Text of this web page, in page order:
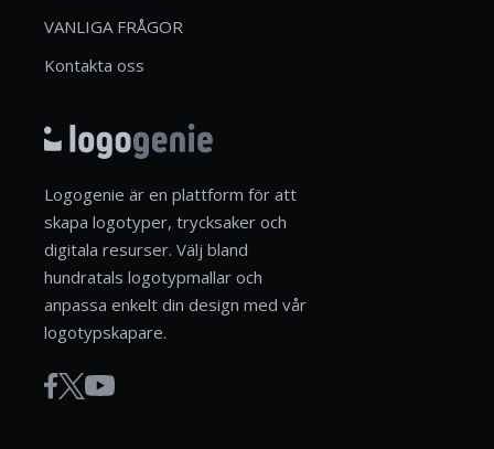
VANLIGA FRÅGOR
Kontakta oss
Logogenie är en plattform för att
skapa logotyper, trycksaker och
digitala resurser. Välj bland
hundratals logotypmallar och
anpassa enkelt din design med vår
logotypskapare.